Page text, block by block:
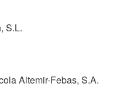
S.L.
Altemir-Febas, S.A.